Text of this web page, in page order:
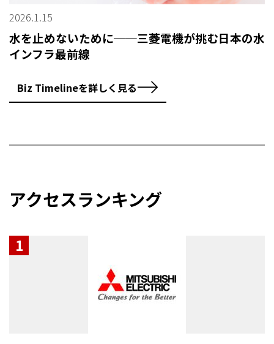
2026.1.15
水を止めないために──三菱電機が挑む日本の水
インフラ最前線
Biz Timelineを詳しく見る
アクセスランキング
1